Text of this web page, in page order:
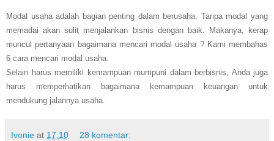
Modal usaha adalah bagian penting dalam berusaha. Tanpa modal yang
memadai akan sulit menjalankan bisnis dengan baik. Makanya, kerap
muncul pertanyaan bagaimana mencari modal usaha ? Kami membahas
6 cara mencari modal usaha.
Selain harus memiliki kemampuan mumpuni dalam berbisnis, Anda juga
harus memperhatikan bagaimana kemampuan keuangan untuk
mendukung jalannya usaha.
Ivonie at 17.10 28 komentar: